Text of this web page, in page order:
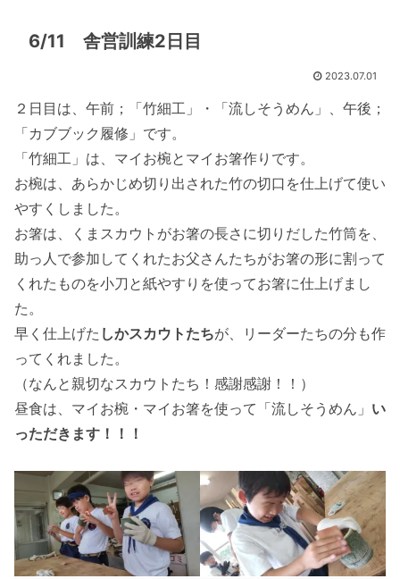
6/11 舎営訓練2日目
2023.07.01
２日目は、午前；「竹細工」・「流しそうめん」、午後；
「カブブック履修」です。
「竹細工」は、マイお椀とマイお箸作りです。
お椀は、あらかじめ切り出された竹の切口を仕上げて使い
やすくしました。
お箸は、くまスカウトがお箸の長さに切りだした竹筒を、
助っ人で参加してくれたお父さんたちがお箸の形に割って
くれたものを小刀と紙やすりを使ってお箸に仕上げまし
た。
早く仕上げた しかスカウトたちが、リーダーたちの分も作
ってくれました。
（なんと親切なスカウトたち！感謝感謝！！）
昼食は、マイお椀・マイお箸を使って「流しそうめん」 い
っただきます！！！